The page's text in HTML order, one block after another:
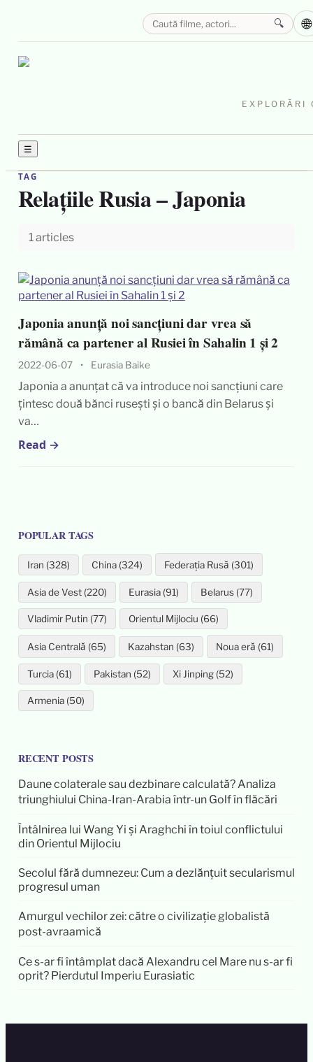
EXPLORĂRI
☰
🔍 🌐
TAG
Relațiile Rusia – Japonia
1 articles
Japonia anunță noi sancțiuni dar vrea să
rămână ca partener al Rusiei în Sahalin 1 și 2
2022-06-07 • Eurasia Baike
Japonia a anunțat că va introduce noi sancțiuni care
țintesc două bănci rusești și o bancă din Belarus și
va…
Read →
POPULAR TAGS
Iran (328) China (324) Federația Rusă (301)
Asia de Vest (220) Eurasia (91) Belarus (77)
Vladimir Putin (77) Orientul Mijlociu (66)
Asia Centrală (65) Kazahstan (63) Noua eră (61)
Turcia (61) Pakistan (52) Xi Jinping (52)
Armenia (50)
RECENT POSTS
Daune colaterale sau dezbinare calculată? Analiza
triunghiului China-Iran-Arabia într-un Golf în flăcări
Întâlnirea lui Wang Yi și Araghchi în toiul conflictului
din Orientul Mijlociu
Secolul fără dumnezeu: Cum a dezlănțuit secularismul
progresul uman
Amurgul vechilor zei: către o civilizație globalistă
post-avraamică
Ce s-ar fi întâmplat dacă Alexandru cel Mare nu s-ar fi
oprit? Pierdutul Imperiu Eurasiatic